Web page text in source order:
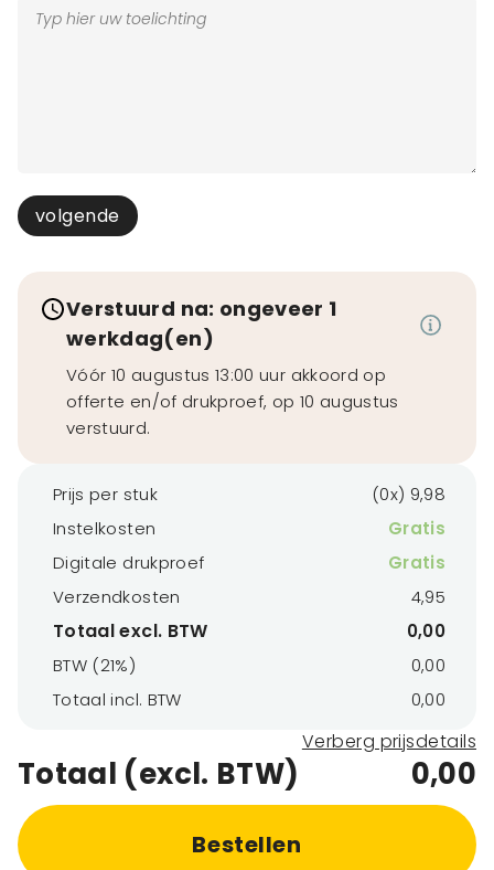
volgende
Verstuurd na: ongeveer 1
werkdag(en)
Vóór 10 augustus 13:00 uur akkoord op
offerte en/of drukproef, op 10 augustus
verstuurd.
Prijs per stuk
(0x) 9,98
Instelkosten
Gratis
Digitale drukproef
Gratis
Verzendkosten
4,95
Totaal excl. BTW
0,00
BTW (21%)
0,00
Totaal incl. BTW
0,00
Verberg prijsdetails
Totaal (excl. BTW) 0,00
Bestellen